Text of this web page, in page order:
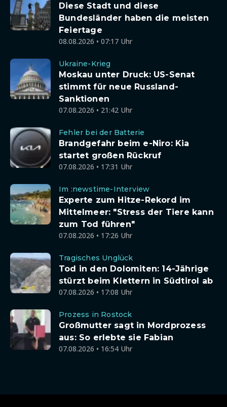
Diese Stadt und diese
Bundesländer haben die meisten
Feiertage
08.08.2026 • 07:17 Uhr
Ukraine-Krieg
Moskau unter Druck: US-Senat
stimmt für neue Russland-
Sanktionen
07.08.2026 • 21:42 Uhr
Fehler bei der Batterie
Brandgefahr beim e-Niro: Kia
startet großen Rückruf
07.08.2026 • 17:31 Uhr
Im :newstime-Interview
Experte zum Hitze-Rekord im
Mittelmeer: "Stress der Tiere kann
zum Tod führen"
07.08.2026 • 17:26 Uhr
Tragisches Unglück
Tod in den Dolomiten: 14-Jährige
stürzt beim Klettern in Südtirol ab
07.08.2026 • 17:08 Uhr
Prozess in Rostock
Großmutter sagt in Mordprozess
aus: So erlebte sie Fabian
07.08.2026 • 16:54 Uhr